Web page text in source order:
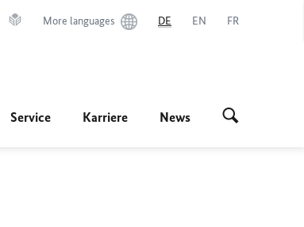
More languages DE EN FR
Service Karriere News